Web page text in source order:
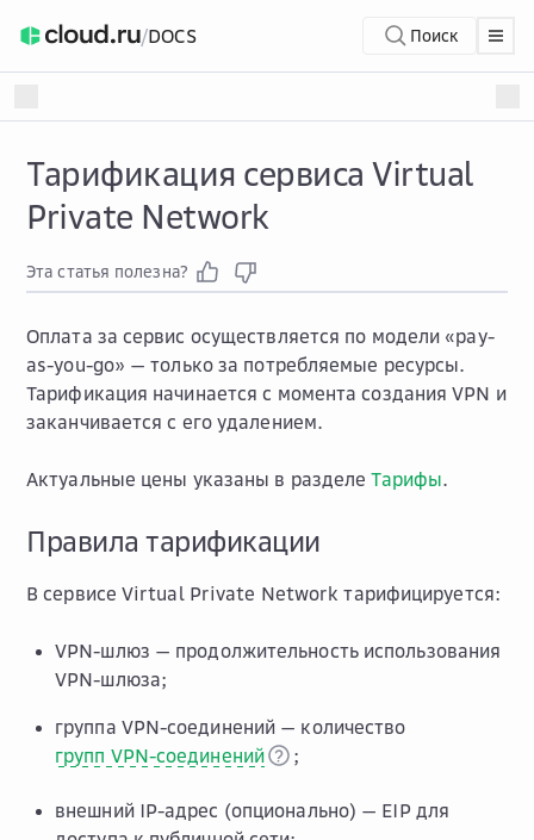
/DOCS Поиск
Тарификация сервиса Virtual
Private Network
Эта статья полезна?
Оплата за сервис осуществляется по модели «pay-
as-you-go» — только за потребляемые ресурсы.
Тарификация начинается с момента создания VPN и
заканчивается с его удалением.
Актуальные цены указаны в разделеТарифы.
Правила тарификации
В сервисе Virtual Private Network тарифицируется:
VPN-шлюз — продолжительность использования
VPN-шлюза;
группа VPN-соединений — количество
групп VPN-соединений
;
внешний IP-адрес (опционально) — EIP для